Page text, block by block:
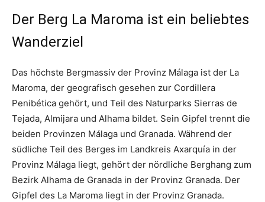
Der Berg La Maroma ist ein beliebtes
Wanderziel
Das höchste Bergmassiv der Provinz Málaga ist der La
Maroma, der geografisch gesehen zur Cordillera
Penibética gehört, und Teil des Naturparks Sierras de
Tejada, Almijara und Alhama bildet. Sein Gipfel trennt die
beiden Provinzen Málaga und Granada. Während der
südliche Teil des Berges im Landkreis Axarquía in der
Provinz Málaga liegt, gehört der nördliche Berghang zum
Bezirk Alhama de Granada in der Provinz Granada. Der
Gipfel des La Maroma liegt in der Provinz Granada.